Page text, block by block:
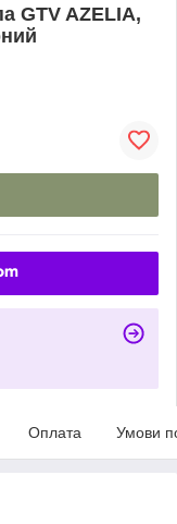
GTV AZELIA,
Оплата Умови